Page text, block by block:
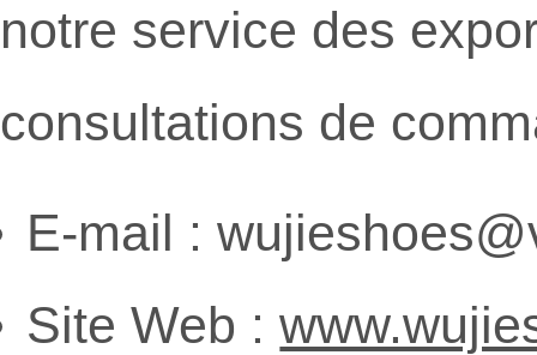
notre service des
consultations de
E-mail :
Site Web :